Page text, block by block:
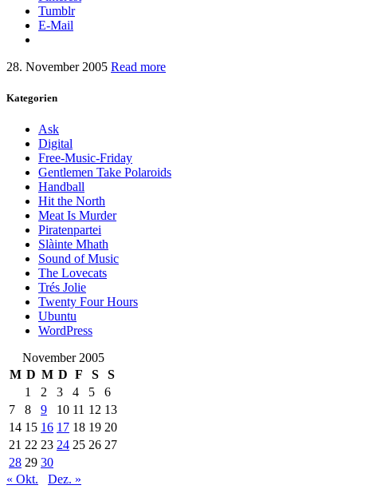
Tumblr
E-Mail
28. November 2005 Read more
Kategorien
Ask
Digital
Free-Music-Friday
Gentlemen Take Polaroids
Handball
Hit the North
Meat Is Murder
Piratenpartei
Slàinte Mhath
Sound of Music
The Lovecats
Trés Jolie
Twenty Four Hours
Ubuntu
WordPress
November 2005
M D M D F S
S
1
2 3 4 5
6
7
8 9 10 11 12 13
14 15 16 17 18 19 20
21 22 23 24 25 26 27
28 29 30
« Okt.
Dez. »